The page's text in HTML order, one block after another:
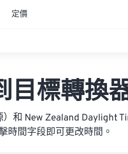
定價
目標轉換
和 New Zealand Daylight
時間字段即可更改時間。